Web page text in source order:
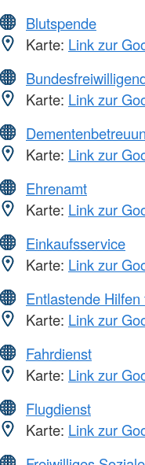
Blutspende
Karte: Link zur
Karte: Link zur
Karte: Link zur
Ehrenamt
Karte: Link zur
Einkaufsservice
Karte: Link zur
Entlastende
Karte: Link zur
Fahrdienst
Karte: Link zur
Flugdienst
Karte: Link zur